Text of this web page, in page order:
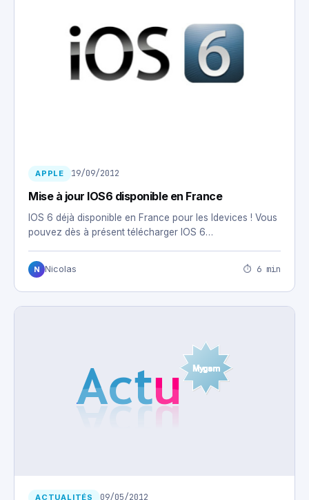
APPLE 19/09/2012
Mise à jour IOS6 disponible en France
IOS 6 déjà disponible en France pour les Idevices ! Vous
pouvez dès à présent télécharger IOS 6…
N Nicolas ⏱ 6 min
ACTUALITÉS 09/05/2012